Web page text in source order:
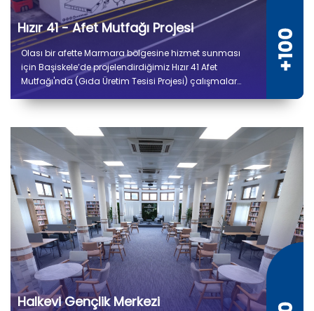
Hızır 41 - Afet Mutfağı Projesi
Olası bir afette Marmara bölgesine hizmet sunması
için Başiskele’de projelendirdiğimiz Hızır 41 Afet
Mutfağı'nda (Gıda Üretim Tesisi Projesi) çalışmalar
tesiste kuru ve soğuk depo alanları, gıda hazırlık,
Halkevi Gençlik Merkezi